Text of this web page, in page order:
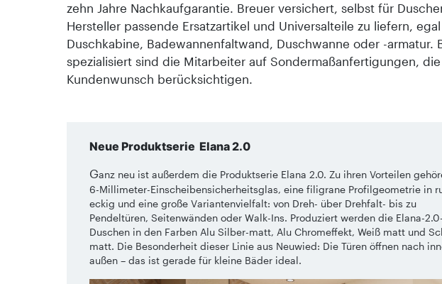
zehn Jahre Nachkaufgarantie. Breuer versichert, selbst für
Hersteller passende Ersatzartikel und Universalteile zu liefern,
Duschkabine, Badewannenfaltwand, Duschwanne oder -armatur.
spezialisiert sind die Mitarbeiter auf Sondermaßanfertigungen,
Kundenwunsch berücksichtigen.
Neue Produktserie Elana 2.0
Ganz neu ist außerdem die Produktserie Elana 2.0. Zu ihren Vorteilen
6-Millimeter-Einscheibensicherheitsglas, eine filigrane Profilgeometrie in
eckig und eine große Variantenvielfalt: von Dreh- über Drehfalt- bis zu
Pendeltüren, Seitenwänden oder Walk-Ins. Produziert werden die Elana-
Duschen in den Farben Alu Silber-matt, Alu Chromeffekt, Weiß matt und
matt. Die Besonderheit dieser Linie aus Neuwied: Die Türen öffnen nach
außen – das ist gerade für kleine Bäder ideal.